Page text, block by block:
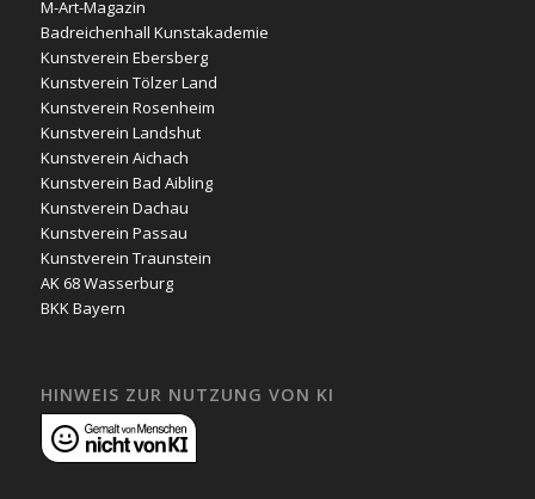
M-Art-Magazin
Badreichenhall Kunstakademie
Kunstverein Ebersberg
Kunstverein Tölzer Land
Kunstverein Rosenheim
Kunstverein Landshut
Kunstverein Aichach
Kunstverein Bad Aibling
Kunstverein Dachau
Kunstverein Passau
Kunstverein Traunstein
AK 68 Wasserburg
BKK Bayern
HINWEIS ZUR NUTZUNG VON KI